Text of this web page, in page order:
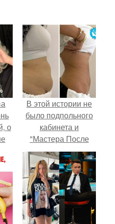
о
В этой истории не
было подпольного
кабинета и
"Мастера После
Двухнедельных
Курсов".